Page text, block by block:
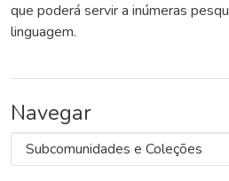
que poderá servir a inúmeras
linguagem.
Navegar